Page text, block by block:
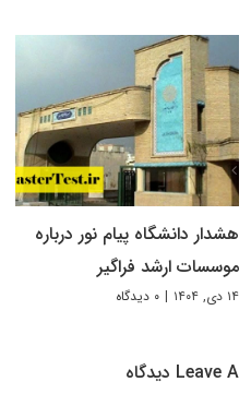
هشدار دانشگاه پیام نور درباره
موسسات ارشد فراگیر
۱۴ دی, ۱۴۰۴ | ۰ دیدگاه
Leave A دیدگاه